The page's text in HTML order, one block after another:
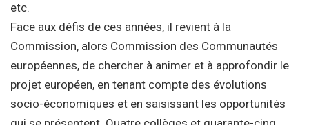
etc.
Face aux défis de ces années, il revient à la
Commission, alors Commission des Communautés
européennes, de chercher à animer et à approfondir le
projet européen, en tenant compte des évolutions
socio-économiques et en saisissant les opportunités